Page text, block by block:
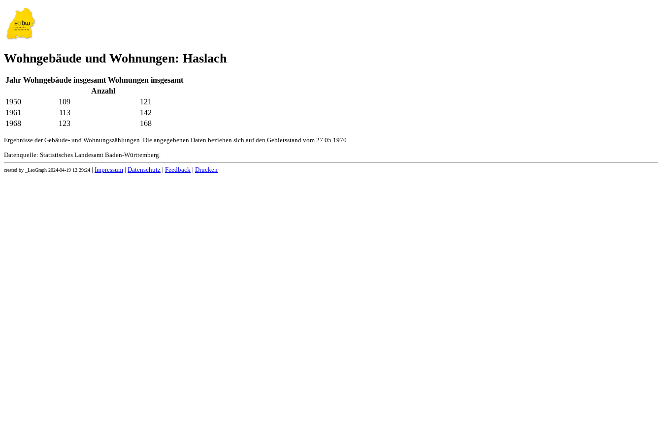
Wohngebäude und Wohnungen: Haslach
Jahr Wohngebäude insgesamt Wohnungen insgesamt
Anzahl
1950
109
121
1961
113
142
1968
123 168
Ergebnisse der Gebäude- und Wohnungszählungen. Die angegebenen Daten beziehen sich auf den Gebietsstand vom 27.05.1970.
Datenquelle: Statistisches Landesamt Baden-Württemberg.
created by _LeoGraph 2024-04-19 12:29:24 Impressum Datenschutz Feedback Drucken